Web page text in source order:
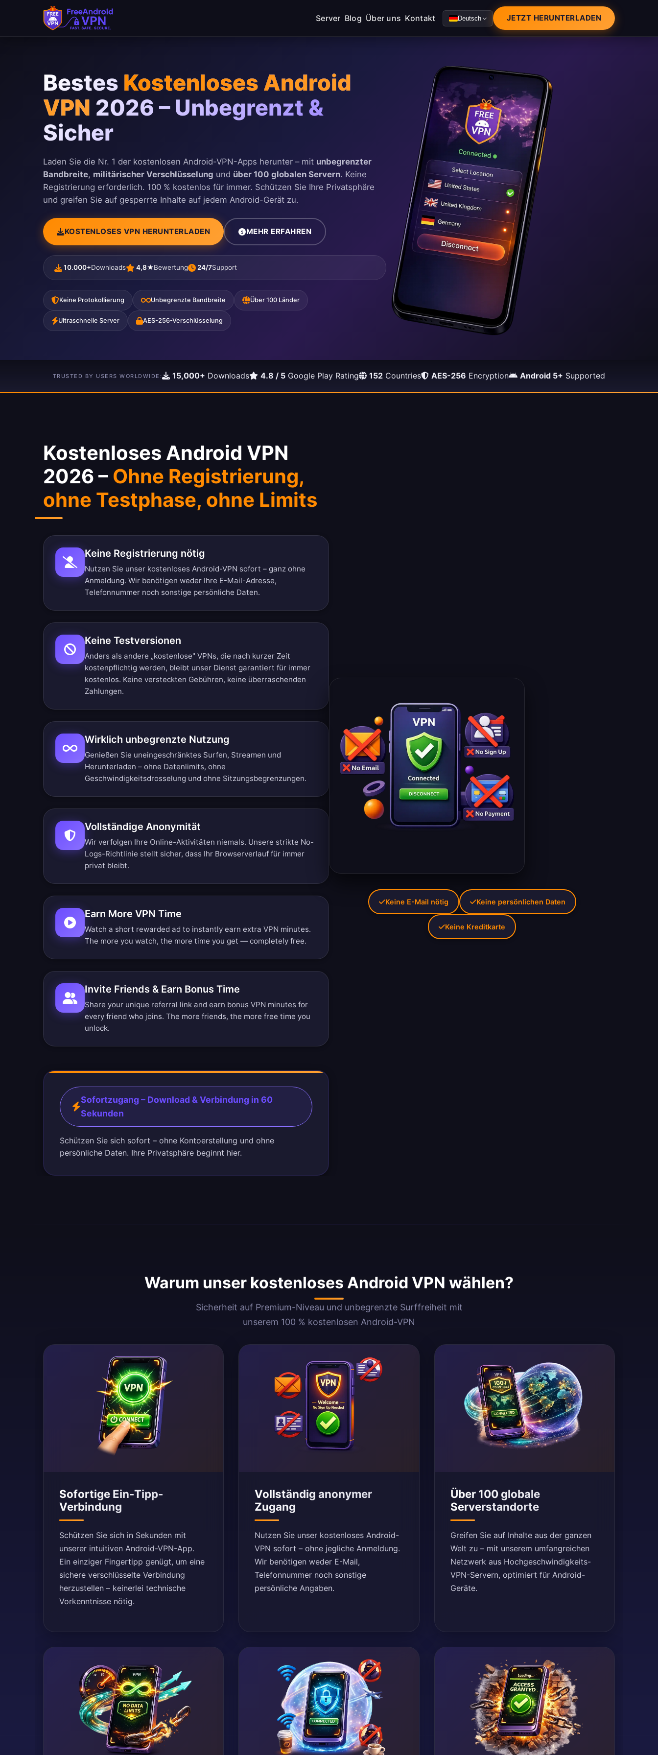
Zum Hauptinhalt springen
Server Blog Über uns Kontakt Deutsch JETZT HERUNTERLADEN
Bestes Kostenloses Android
VPN 2026 – Unbegrenzt &
Sicher
Laden Sie die Nr. 1 der kostenlosen Android-VPN-Apps herunter – mit unbegrenzter
Bandbreite, militärischer Verschlüsselung und über 100 globalen Servern. Keine
Registrierung erforderlich. 100 % kostenlos für immer. Schützen Sie Ihre Privatsphäre
und greifen Sie auf gesperrte Inhalte auf jedem Android-Gerät zu.
KOSTENLOSES VPN HERUNTERLADEN MEHR ERFAHREN
10.000+Downloads 4,8★Bewertung 24/7Support
Keine Protokollierung Unbegrenzte Bandbreite Über 100 Länder
Ultraschnelle Server AES-256-Verschlüsselung
TRUSTED BY USERS WORLDWIDE: 15,000+ Downloads 4.8 / 5 Google Play Rating 152 Countries AES-256 Encryption Android 5+ Supported
Kostenloses Android VPN
2026 – Ohne Registrierung,
ohne Testphase, ohne Limits
Keine Registrierung nötig
Nutzen Sie unser kostenloses Android-VPN sofort – ganz ohne
Anmeldung. Wir benötigen weder Ihre E-Mail-Adresse,
Telefonnummer noch sonstige persönliche Daten.
Keine Testversionen
Anders als andere „kostenlose" VPNs, die nach kurzer Zeit
kostenpflichtig werden, bleibt unser Dienst garantiert für immer
kostenlos. Keine versteckten Gebühren, keine überraschenden
Zahlungen.
Wirklich unbegrenzte Nutzung
Genießen Sie uneingeschränktes Surfen, Streamen und
Herunterladen – ohne Datenlimits, ohne
Geschwindigkeitsdrosselung und ohne Sitzungsbegrenzungen.
Vollständige Anonymität
Wir verfolgen Ihre Online-Aktivitäten niemals. Unsere strikte No-
Logs-Richtlinie stellt sicher, dass Ihr Browserverlauf für immer
privat bleibt.
Earn More VPN Time
Watch a short rewarded ad to instantly earn extra VPN minutes.
The more you watch, the more time you get — completely free.
Invite Friends & Earn Bonus Time
Share your unique referral link and earn bonus VPN minutes for
every friend who joins. The more friends, the more free time you
unlock.
Sofortzugang – Download & Verbindung in 60
Sekunden
Schützen Sie sich sofort – ohne Kontoerstellung und ohne
persönliche Daten. Ihre Privatsphäre beginnt hier.
Keine E-Mail nötig Keine persönlichen Daten
Keine Kreditkarte
Warum unser kostenloses Android VPN wählen?
Sicherheit auf Premium-Niveau und unbegrenzte Surffreiheit mit
unserem 100 % kostenlosen Android-VPN
Sofortige Ein-Tipp-
Verbindung
Schützen Sie sich in Sekunden mit
unserer intuitiven Android-VPN-App.
Ein einziger Fingertipp genügt, um eine
sichere verschlüsselte Verbindung
herzustellen – keinerlei technische
Vorkenntnisse nötig.
Vollständig anonymer
Zugang
Nutzen Sie unser kostenloses Android-
VPN sofort – ohne jegliche Anmeldung.
Wir benötigen weder E-Mail,
Telefonnummer noch sonstige
persönliche Angaben.
Über 100 globale
Serverstandorte
Greifen Sie auf Inhalte aus der ganzen
Welt zu – mit unserem umfangreichen
Netzwerk aus Hochgeschwindigkeits-
VPN-Servern, optimiert für Android-
Geräte.